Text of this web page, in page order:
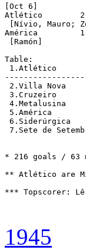
[Oct 6]
Atlético  	2-2  Metalusina
[Nívio, Mauro;
América  	1-0  Siderúrgica
[Ramón]
Table:
1.Atlético	    18 14  3  1  50-20  31  Champions
2.Villa Nova	    18 11  1  6  38-32  23
3.Cruzeiro	    18 10  1  7  28-20  21
4.Metalusina	    18  8  3  7  30-29  19
5.América	    18  6  1 11  21-30  13
6.Siderúrgica	    18  5  1 12  25-37  11
7.Sete de
* 216 goals / 63
** Atlético are
*** Topscorer:
1945